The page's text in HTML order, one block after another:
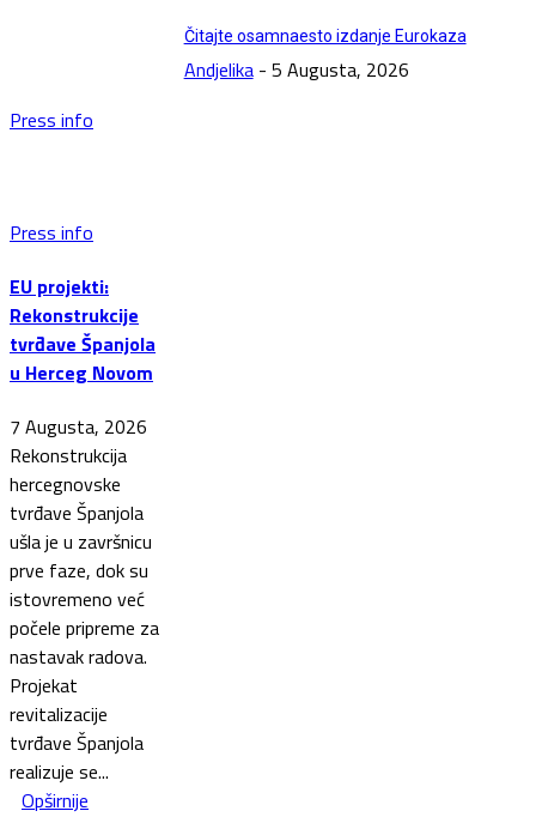
Press info
Čitajte osamnaesto izdanje Eurokaza
Andjelika - 5 Augusta, 2026
Press info
EU projekti:
Rekonstrukcije
tvrđave Španjola
u Herceg Novom
7 Augusta, 2026
Rekonstrukcija
hercegnovske
tvrđave Španjola
ušla je u završnicu
prve faze, dok su
istovremeno već
počele pripreme za
nastavak radova.
Projekat
revitalizacije
tvrđave Španjola
realizuje se...
Opširnije